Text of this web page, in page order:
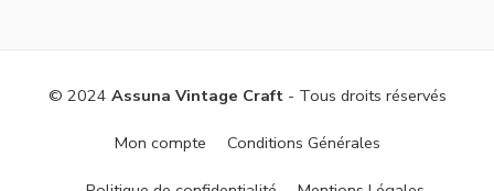
© 2024 Assuna Vintage Craft- Tous droits réservés
Mon compte Conditions Générales